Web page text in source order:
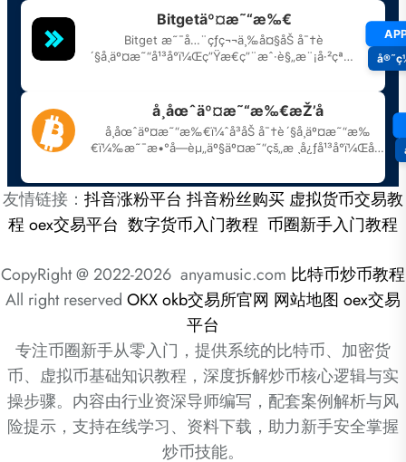
友情链接： 抖音涨粉平台 抖音粉丝购买虚拟货币交易教
程oex交易平台 数字货币入门教程 币圈新手入门教程
CopyRight @ 2022-2026 anyamusic.com 比特币炒币教程
All right reserved OKXokb交易所官网 网站地图 oex交易
平台
专注币圈新手从零入门，提供系统的比特币、加密货
币、虚拟币基础知识教程，深度拆解炒币核心逻辑与实
操步骤。内容由行业资深导师编写，配套案例解析与风
险提示，支持在线学习、资料下载，助力新手安全掌握
炒币技能。